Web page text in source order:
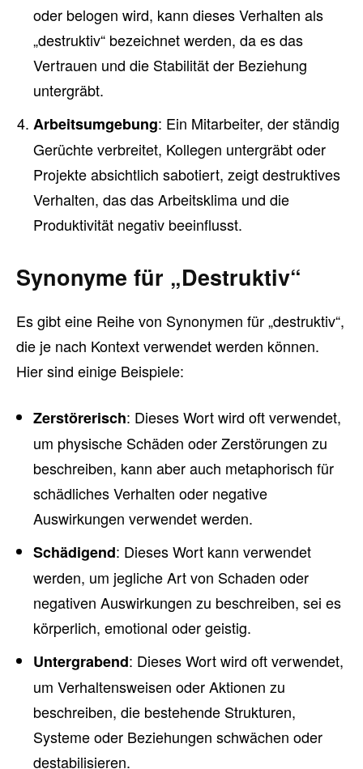
oder belogen wird, kann dieses Verhalten als
„destruktiv“ bezeichnet werden, da es das
Vertrauen und die Stabilität der Beziehung
untergräbt.
Arbeitsumgebung: Ein Mitarbeiter, der ständig
Gerüchte verbreitet, Kollegen untergräbt oder
Projekte absichtlich sabotiert, zeigt destruktives
Verhalten, das das Arbeitsklima und die
Produktivität negativ beeinflusst.
Synonyme für „Destruktiv“
Es gibt eine Reihe von Synonymen für „destruktiv“,
die je nach Kontext verwendet werden können.
Hier sind einige Beispiele:
Zerstörerisch: Dieses Wort wird oft verwendet,
um physische Schäden oder Zerstörungen zu
beschreiben, kann aber auch metaphorisch für
schädliches Verhalten oder negative
Auswirkungen verwendet werden.
Schädigend: Dieses Wort kann verwendet
werden, um jegliche Art von Schaden oder
negativen Auswirkungen zu beschreiben, sei es
körperlich, emotional oder geistig.
Untergrabend: Dieses Wort wird oft verwendet,
um Verhaltensweisen oder Aktionen zu
beschreiben, die bestehende Strukturen,
Systeme oder Beziehungen schwächen oder
destabilisieren.